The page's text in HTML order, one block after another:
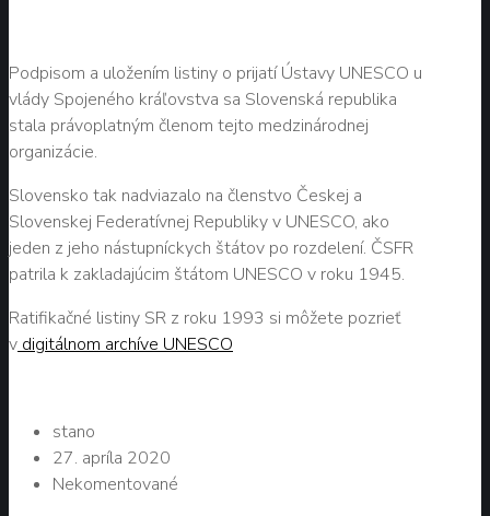
Podpisom a uložením listiny o prijatí Ústavy UNESCO u
vlády Spojeného kráľovstva sa Slovenská republika
stala právoplatným členom tejto medzinárodnej
organizácie.
Slovensko tak nadviazalo na členstvo Českej a
Slovenskej Federatívnej Republiky v UNESCO, ako
jeden z jeho nástupníckych štátov po rozdelení. ČSFR
patrila k zakladajúcim štátom UNESCO v roku 1945.
Ratifikačné listiny SR z roku 1993 si môžete pozrieť
v digitálnom archíve UNESCO
stano
27. apríla 2020
Nekomentované